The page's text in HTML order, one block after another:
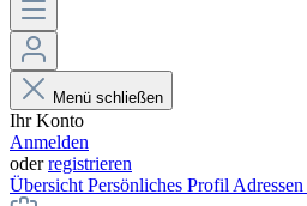
Menü schließen
Ihr Konto
Anmelden
oderregistrieren
Übersicht Persönliches Profil Adressen